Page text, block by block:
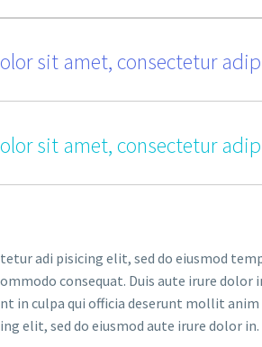
sit amet, consectetur
sit amet, consectetur
adi pisicing elit, sed do eiusmod
consequat. Duis aute irure
in culpa qui officia deserunt mollit
elit, sed do eiusmod aute irure dolor in.